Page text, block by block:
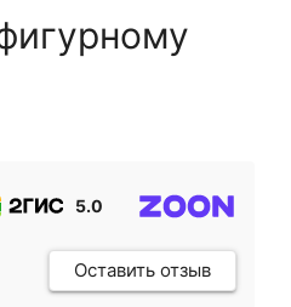
5.0
Оставить отзыв